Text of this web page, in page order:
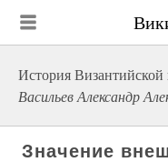
История
Васильев Александр
Значение